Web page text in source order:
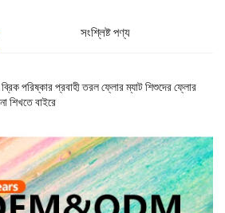
সংশ্লিষ্ট পণ্য
পরিষ্কার প্রবাহী তরল ফ্লোর ম্যাট শিশুদের ফ্লোর
শিখতে বাইরে